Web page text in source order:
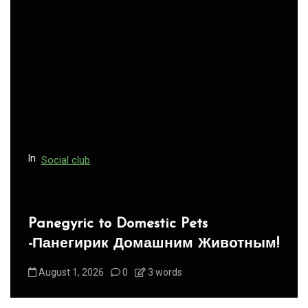
In Social club
Panegyric to Domestic Pets
-Панегирик Домашним Животным!
August 1, 2026 0 3 words